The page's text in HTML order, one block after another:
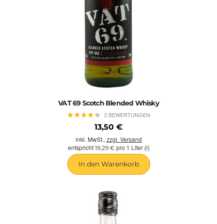
VAT 69 Scotch Blended Whisky
★★★★★
★★★★★ 2 BEWERTUNGEN
13,50 €
inkl. MwSt.,zzgl. Versand
entspricht 19,29 € pro 1 Liter (l)
In den Warenkorb